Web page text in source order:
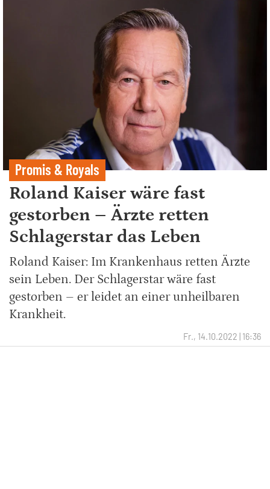
Promis & Royals
Roland Kaiser wäre fast
gestorben – Ärzte retten
Schlagerstar das Leben
Roland Kaiser: Im Krankenhaus retten Ärzte
sein Leben. Der Schlagerstar wäre fast
gestorben – er leidet an einer unheilbaren
Krankheit.
Fr., 14.10.2022 | 16:36